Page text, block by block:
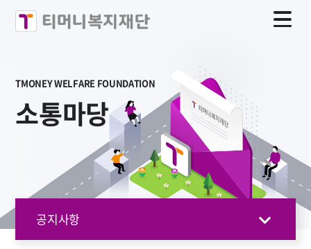
TMONEY WELFARE FOUNDATION
소통마당
공지사항